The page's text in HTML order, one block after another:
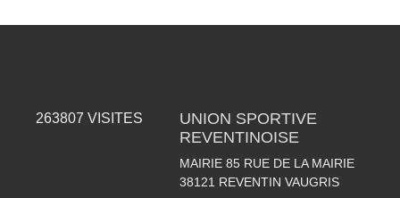
263807 VISITES
UNION SPORTIVE
REVENTINOISE
MAIRIE 85 RUE DE LA MAIRIE
38121 REVENTIN VAUGRIS